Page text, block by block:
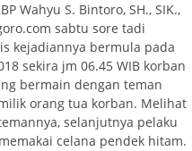
Wahyu S. Bintoro, SH., SIK.,
sabtu sore tadi
kejadiannya bermula pada
sekira jm 06.45 WIB korban
bermain dengan teman
orang tua korban. Melihat
selanjutnya pelaku
celana pendek hitam.